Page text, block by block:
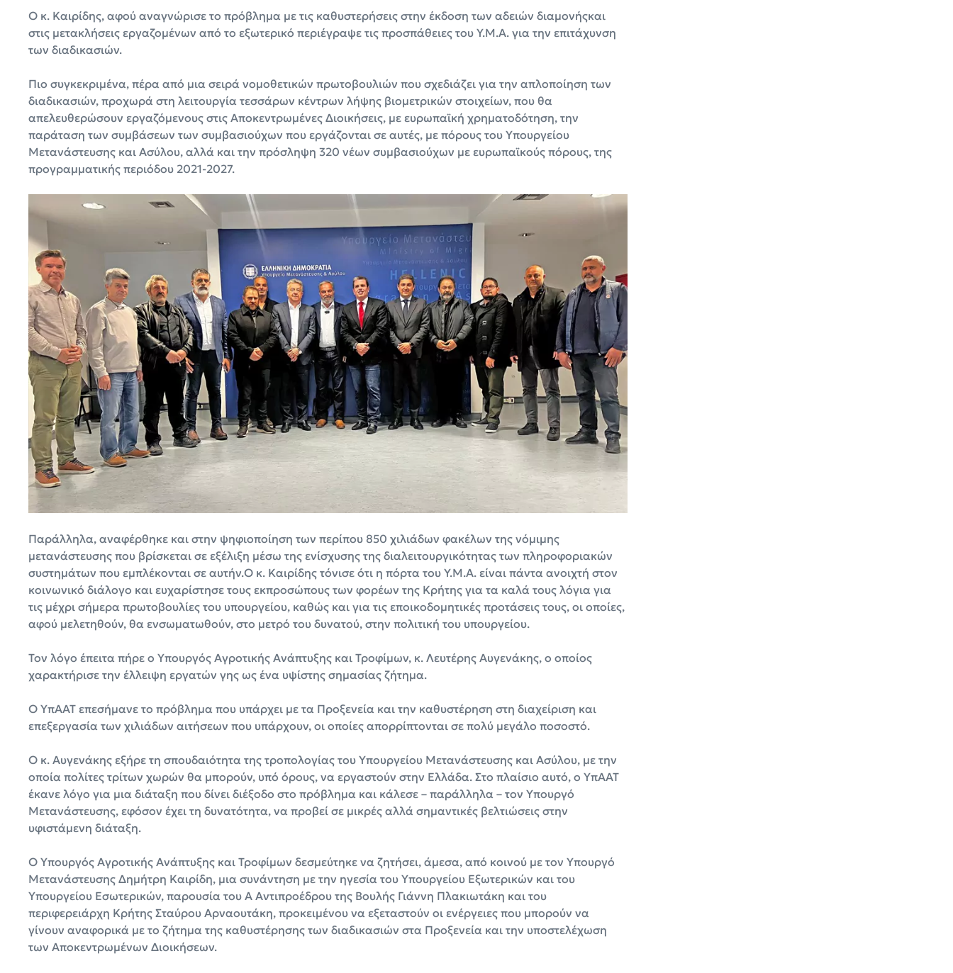
Ο κ. Καιρίδης, αφού αναγνώρισε το πρόβλημα με τις καθυστερήσεις στην έκδοση των αδειών διαμονήςκαι
στις μετακλήσεις εργαζομένων από το εξωτερικό περιέγραψε τις προσπάθειες του Υ.Μ.Α. για την επιτάχυνση
των διαδικασιών.
Πιο συγκεκριμένα, πέρα από μια σειρά νομοθετικών πρωτοβουλιών που σχεδιάζει για την απλοποίηση των
διαδικασιών, προχωρά στη λειτουργία τεσσάρων κέντρων λήψης βιομετρικών στοιχείων, που θα
απελευθερώσουν εργαζόμενους στις Αποκεντρωμένες Διοικήσεις, με ευρωπαϊκή χρηματοδότηση, την
παράταση των συμβάσεων των συμβασιούχων που εργάζονται σε αυτές, με πόρους του Υπουργείου
Μετανάστευσης και Ασύλου, αλλά και την πρόσληψη 320 νέων συμβασιούχων με ευρωπαϊκούς πόρους, της
προγραμματικής περιόδου 2021-2027.
Παράλληλα, αναφέρθηκε και στην ψηφιοποίηση των περίπου 850 χιλιάδων φακέλων της νόμιμης
μετανάστευσης που βρίσκεται σε εξέλιξη μέσω της ενίσχυσης της διαλειτουργικότητας των πληροφοριακών
συστημάτων που εμπλέκονται σε αυτήν.Ο κ. Καιρίδης τόνισε ότι η πόρτα του Υ.Μ.Α. είναι πάντα ανοιχτή στον
κοινωνικό διάλογο και ευχαρίστησε τους εκπροσώπους των φορέων της Κρήτης για τα καλά τους λόγια για
τις μέχρι σήμερα πρωτοβουλίες του υπουργείου, καθώς και για τις εποικοδομητικές προτάσεις τους, οι οποίες,
αφού μελετηθούν, θα ενσωματωθούν, στο μετρό του δυνατού, στην πολιτική του υπουργείου.
Τον λόγο έπειτα πήρε ο Υπουργός Αγροτικής Ανάπτυξης και Τροφίμων, κ. Λευτέρης Αυγενάκης, ο οποίος
χαρακτήρισε την έλλειψη εργατών γης ως ένα υψίστης σημασίας ζήτημα.
Ο ΥπΑΑΤ επεσήμανε το πρόβλημα που υπάρχει με τα Προξενεία και την καθυστέρηση στη διαχείριση και
επεξεργασία των χιλιάδων αιτήσεων που υπάρχουν, οι οποίες απορρίπτονται σε πολύ μεγάλο ποσοστό.
Ο κ. Αυγενάκης εξήρε τη σπουδαιότητα της τροπολογίας του Υπουργείου Μετανάστευσης και Ασύλου, με την
οποία πολίτες τρίτων χωρών θα μπορούν, υπό όρους, να εργαστούν στην Ελλάδα. Στο πλαίσιο αυτό, ο ΥπΑΑΤ
έκανε λόγο για μια διάταξη που δίνει διέξοδο στο πρόβλημα και κάλεσε – παράλληλα – τον Υπουργό
Μετανάστευσης, εφόσον έχει τη δυνατότητα, να προβεί σε μικρές αλλά σημαντικές βελτιώσεις στην
υφιστάμενη διάταξη.
Ο Υπουργός Αγροτικής Ανάπτυξης και Τροφίμων δεσμεύτηκε να ζητήσει, άμεσα, από κοινού με τον Υπουργό
Μετανάστευσης Δημήτρη Καιρίδη, μια συνάντηση με την ηγεσία του Υπουργείου Εξωτερικών και του
Υπουργείου Εσωτερικών, παρουσία του Ά Αντιπροέδρου της Βουλής Γιάννη Πλακιωτάκη και του
περιφερειάρχη Κρήτης Σταύρου Αρναουτάκη, προκειμένου να εξεταστούν οι ενέργειες που μπορούν να
γίνουν αναφορικά με το ζήτημα της καθυστέρησης των διαδικασιών στα Προξενεία και την υποστελέχωση
των Αποκεντρωμένων Διοικήσεων.